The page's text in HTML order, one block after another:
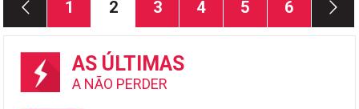
dos
conteúdos
Página
1 Página
2 Página
3 Página
4 Página
5 Página
6
AS ÚLTIMAS
A NÃO PERDER